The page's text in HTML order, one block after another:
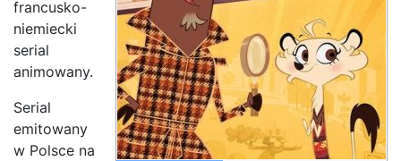
francusko-
niemiecki
serial
animowany.
Serial
emitowany
w Polsce na